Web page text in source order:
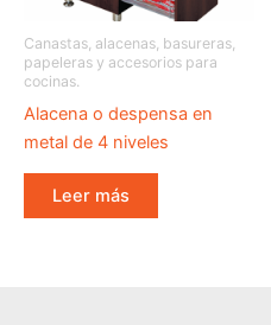
Canastas, alacenas, basureras,
papeleras y accesorios para
cocinas.
Alacena o despensa en
metal de 4 niveles
Leer más